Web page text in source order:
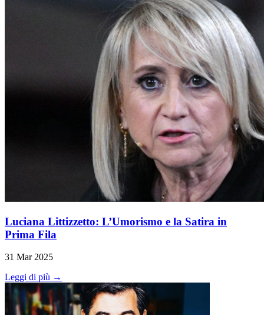
Luciana Littizzetto: L’Umorismo e la Satira in
Prima Fila
31 Mar 2025
Leggi di più →